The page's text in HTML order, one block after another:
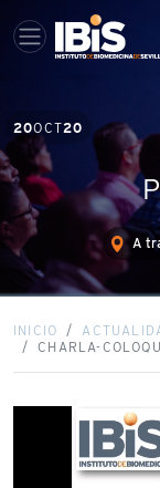
20OCT20
A
INICIO
CHARLA-